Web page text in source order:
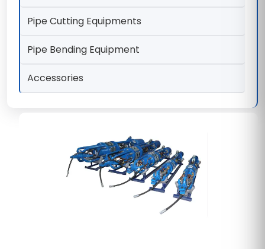
Pipe Cutting Equipments
Pipe Bending Equipment
Accessories